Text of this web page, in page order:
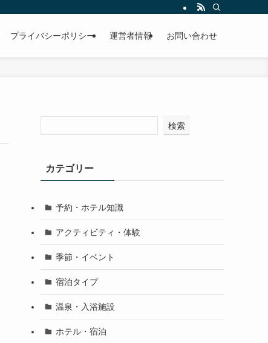
プライバシーポリシー 運営者情報 お問い合わせ
検索
カテゴリー
予約・ホテル知識
アクティビティ・体験
季節・イベント
宿泊タイプ
温泉・入浴施設
ホテル・宿泊